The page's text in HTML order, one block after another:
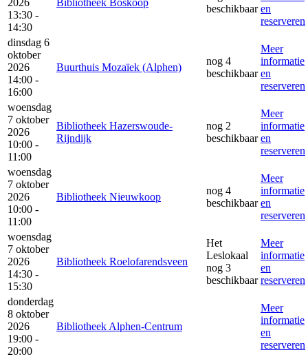
13:30 -
14:30
beschikbaar en
reserveren
dinsdag 6
oktober
2026
14:00 -
16:00
Buurthuis Mozaïek (Alphen)
nog 4
beschikbaar
Meer
informatie
en
reserveren
woensdag
7 oktober
2026
10:00 -
11:00
Bibliotheek Hazerswoude-
Rijndijk
nog 2
beschikbaar
Meer
informatie
en
reserveren
woensdag
7 oktober
2026
10:00 -
11:00
Bibliotheek Nieuwkoop
nog 4
beschikbaar
Meer
informatie
en
reserveren
woensdag
7 oktober
2026
14:30 -
15:30
Bibliotheek Roelofarendsveen
Het
Leslokaal
nog 3
beschikbaar
Meer
informatie
en
reserveren
donderdag
8 oktober
2026
19:00 -
20:00
Bibliotheek Alphen-Centrum
Meer
informatie
en
reserveren